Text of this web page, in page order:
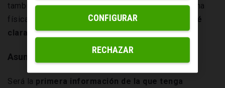
también se recomienda que se asocie a una persona
física concreta de la empresa,lo ideal es que esté
claramente identificada la marca.
Asunto
Será la primera información de la que tenga
RECHAZAR
CONFIGURAR